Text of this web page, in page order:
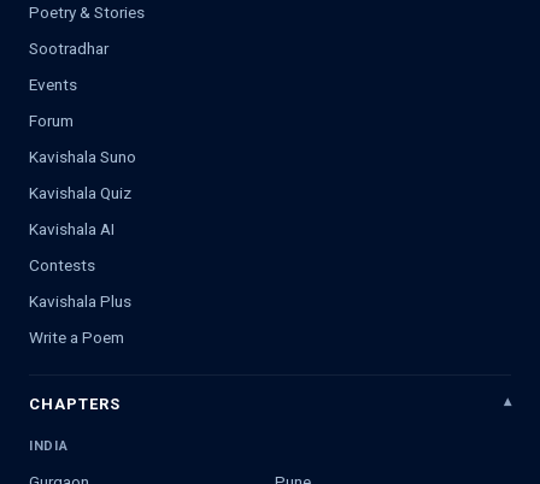
Poetry & Stories
Sootradhar
Events
Forum
Kavishala Suno
Kavishala Quiz
Kavishala AI
Contests
Kavishala Plus
Write a Poem
CHAPTERS
INDIA